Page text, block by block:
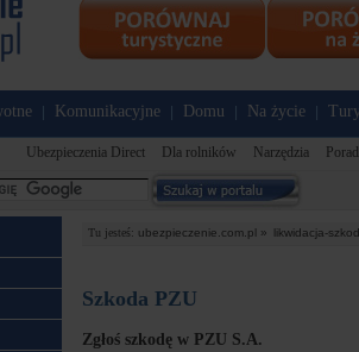
Komunikacyjne Domu Na życie
Ubezpieczenia Direct Dla rolników Narzędzia
Tu jesteś: ubezpieczenie.com.pl » likwidacja-
Szkoda PZU
Zgłoś szkodę w PZU S.A.